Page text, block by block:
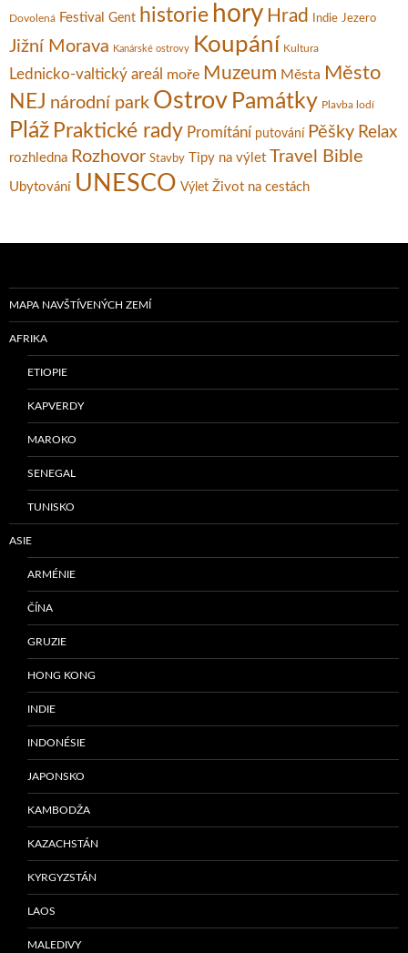
Dovolená Festival Gent historie hory Hrad Indie Jezero
Jižní Morava Kanárské ostrovy Koupání Kultura
Lednicko-valtický areál moře Muzeum Města Město
NEJ národní park Ostrov Památky Plavba lodí
Pláž Praktické rady Promítání putování Pěšky Relax
rozhledna Rozhovor Stavby Tipy na výlet Travel Bible
Ubytování UNESCO Výlet Život na cestách
MAPA NAVŠTÍVENÝCH ZEMÍ
AFRIKA
ETIOPIE
KAPVERDY
MAROKO
SENEGAL
TUNISKO
ASIE
ARMÉNIE
ČÍNA
GRUZIE
HONG KONG
INDIE
INDONÉSIE
JAPONSKO
KAMBODŽA
KAZACHSTÁN
KYRGYZSTÁN
LAOS
MALEDIVY